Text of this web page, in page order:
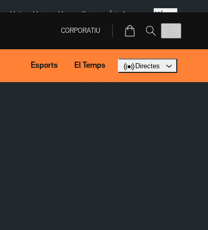
Multa a Meta Menors Ceuta Àtic Ayuso Més
CORPORATIU
Esports El Temps Directes